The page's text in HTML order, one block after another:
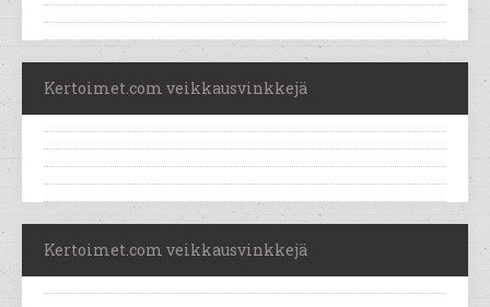
Kertoimet.com veikkausvinkkejä
Kertoimet.com veikkausvinkkejä